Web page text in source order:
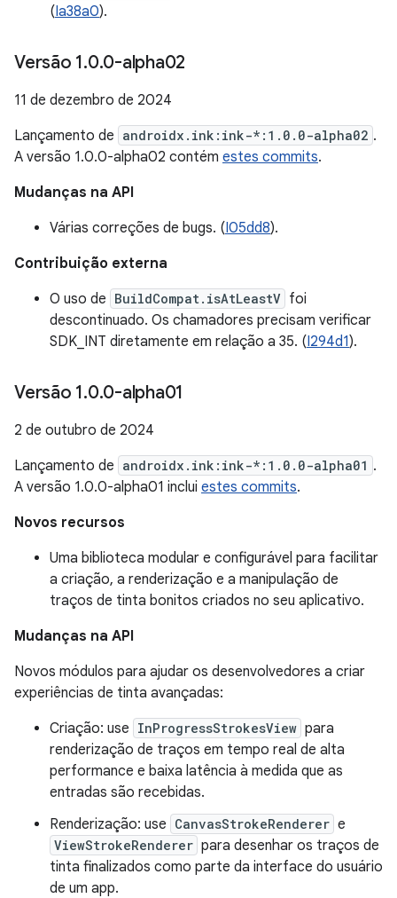
(Ia38a0).
Versão 1.0.0-alpha02
11 de dezembro de 2024
Lançamento de androidx.ink:ink-*:1.0.0-alpha02 .
A versão 1.0.0-alpha02 contém estes commits.
Mudanças na API
Várias correções de bugs. (I05dd8).
Contribuição externa
O uso de BuildCompat.isAtLeastV foi
descontinuado. Os chamadores precisam verificar
SDK_INT diretamente em relação a 35. (I294d1).
Versão 1.0.0-alpha01
2 de outubro de 2024
Lançamento de androidx.ink:ink-*:1.0.0-alpha01 .
A versão 1.0.0-alpha01 inclui estes commits.
Novos recursos
Uma biblioteca modular e configurável para facilitar
a criação, a renderização e a manipulação de
traços de tinta bonitos criados no seu aplicativo.
Mudanças na API
Novos módulos para ajudar os desenvolvedores a criar
experiências de tinta avançadas:
Criação: use InProgressStrokesView para
renderização de traços em tempo real de alta
performance e baixa latência à medida que as
entradas são recebidas.
Renderização: use CanvasStrokeRenderer e
ViewStrokeRenderer para desenhar os traços de
tinta finalizados como parte da interface do usuário
de um app.